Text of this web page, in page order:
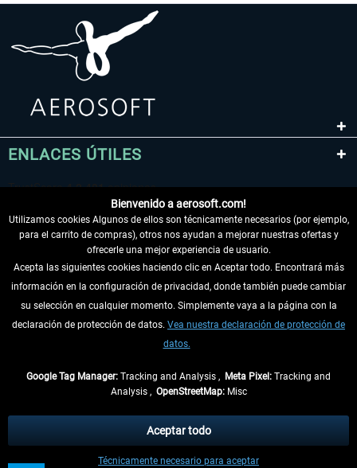
ENLACES ÚTILES
DESISTIR DEL CONTRATO
INFORMACIÓN
tasas de recepción si no se describe lo contrario
** De aplicación a envíos dentro de Alemania. Los plazos de envío para los
Bienvenido a aerosoft.com!
Utilizamos cookies Algunos de ellos son técnicamente necesarios (por ejemplo,
para el carrito de compras), otros nos ayudan a mejorar nuestras ofertas y
ofrecerle una mejor experiencia de usuario.
Acepta las siguientes cookies haciendo clic en Aceptar todo. Encontrará más
información en la configuración de privacidad, donde también puede cambiar
su selección en cualquier momento. Simplemente vaya a la página con la
declaración de protección de datos. Vea nuestra declaración de protección de
datos.
Google Tag Manager: Tracking and Analysis , Meta Pixel: Tracking and
Analysis , OpenStreetMap:Misc
Técnicamente necesario para aceptar
Aceptar todo